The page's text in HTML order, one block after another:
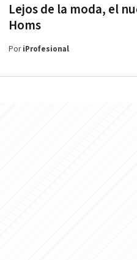
Lejos de la moda, el
Homs
PoriProfesional